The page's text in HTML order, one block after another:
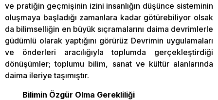
ve pratiğin geçmişinin izini insanlığın düşünce sisteminin
oluşmaya başladığı zamanlara kadar götürebiliyor olsak
da bilimselliğin en büyük sıçramalarını daima devrimlerle
güdümlü olarak yaptığını görürüz Devrimin uygulamaları
ve önderleri aracılığıyla toplumda gerçekleştirdiği
dönüşümler; toplumu bilim, sanat ve kültür alanlarında
daima ileriye taşımıştır.
Bilimin Özgür Olma Gerekliliği